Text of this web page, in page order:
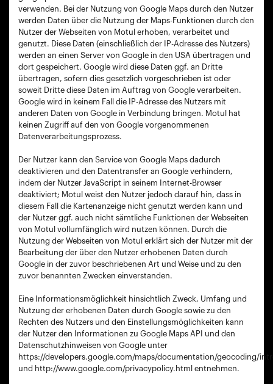
verwenden. Bei der Nutzung von Google Maps durch den Nutzer
werden Daten über die Nutzung der Maps-Funktionen durch den
Nutzer der Webseiten von Motul erhoben, verarbeitet und
genutzt. Diese Daten (einschließlich der IP-Adresse des Nutzers)
werden an einen Server von Google in den USA übertragen und
dort gespeichert. Google wird diese Daten ggf. an Dritte
übertragen, sofern dies gesetzlich vorgeschrieben ist oder
soweit Dritte diese Daten im Auftrag von Google verarbeiten.
Google wird in keinem Fall die IP-Adresse des Nutzers mit
anderen Daten von Google in Verbindung bringen. Motul hat
keinen Zugriff auf den von Google vorgenommenen
Datenverarbeitungsprozess.
Der Nutzer kann den Service von Google Maps dadurch
deaktivieren und den Datentransfer an Google verhindern,
indem der Nutzer JavaScript in seinem Internet-Browser
deaktiviert; Motul weist den Nutzer jedoch darauf hin, dass in
diesem Fall die Kartenanzeige nicht genutzt werden kann und
der Nutzer ggf. auch nicht sämtliche Funktionen der Webseiten
von Motul vollumfänglich wird nutzen können. Durch die
Nutzung der Webseiten von Motul erklärt sich der Nutzer mit der
Bearbeitung der über den Nutzer erhobenen Daten durch
Google in der zuvor beschriebenen Art und Weise und zu den
zuvor benannten Zwecken einverstanden.
Eine Informationsmöglichkeit hinsichtlich Zweck, Umfang und
Nutzung der erhobenen Daten durch Google sowie zu den
Rechten des Nutzers und den Einstellungsmöglichkeiten kann
der Nutzer den Informationen zu Google Maps API und den
Datenschutzhinweisen von Google unter
https://developers.google.com/maps/documentation/geocoding/
und http://www.google.com/privacypolicy.html entnehmen.